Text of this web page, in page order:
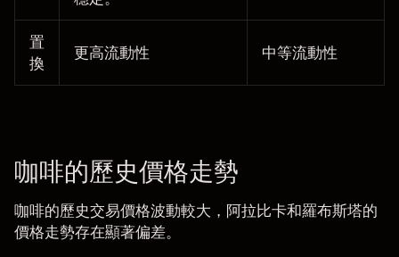
置
換
更高流動性 中等流動性
咖啡的歷史價格走勢
咖啡的歷史交易價格波動較大，阿拉比卡和羅布斯塔的
價格走勢存在顯著偏差。